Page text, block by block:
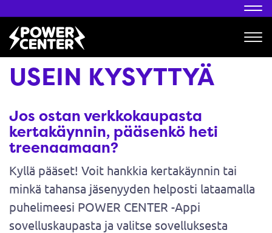
USEIN KYSYTTYÄ
Jos ostan verkkokaupasta
kertakäynnin, pääsenkö heti
treenaamaan?
Kyllä pääset! Voit hankkia kertakäynnin tai
minkä tahansa jäsenyyden helposti lataamalla
puhelimeesi POWER CENTER -Appi
sovelluskaupasta ja valitse sovelluksesta